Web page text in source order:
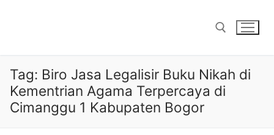
Search for:
Tag: Biro Jasa Legalisir Buku Nikah di
Kementrian Agama Terpercaya di
Cimanggu 1 Kabupaten Bogor